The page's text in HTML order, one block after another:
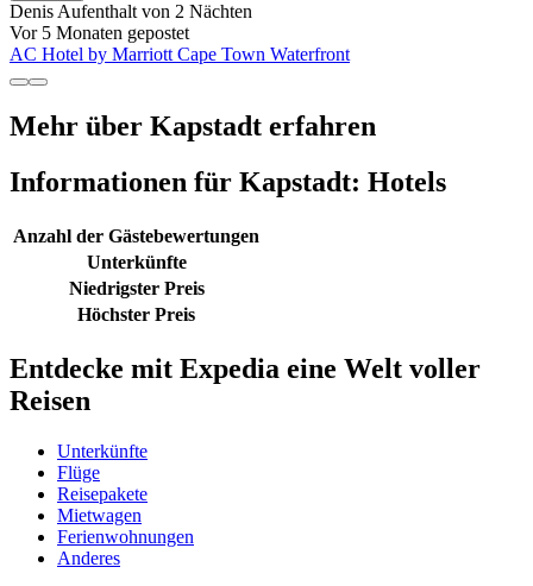
Denis Aufenthalt von 2 Nächten
Vor 5 Monaten gepostet
AC Hotel by Marriott Cape Town Waterfront
Mehr über Kapstadt erfahren
Informationen für Kapstadt: Hotels
Anzahl der Gästebewertungen
Unterkünfte
Niedrigster Preis
Höchster Preis
Entdecke mit Expedia eine Welt voller
Reisen
Unterkünfte
Flüge
Reisepakete
Mietwagen
Ferienwohnungen
Anderes